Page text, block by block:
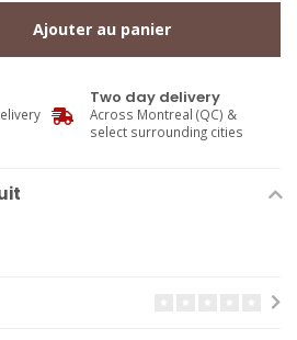
Ajouter au panier
Two day delivery
Across Montreal (QC) &
select surrounding cities